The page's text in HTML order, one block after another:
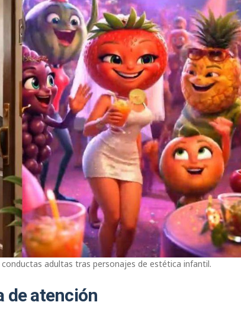
adultas tras personajes de estética infantil.
de atención